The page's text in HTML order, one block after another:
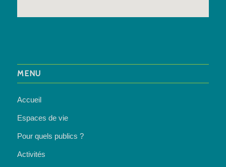
MENU
Accueil
Espaces de vie
Pour quels publics ?
Activités